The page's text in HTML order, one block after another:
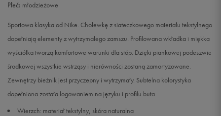
6Y Powiadom o dostępności
7Y Powiadom o dostępności
Płeć: młodzieżowe
Sportowa klasyka od Nike. Cholewkę z siateczkowego materiału tekstylnego
dopełniają elementy z wytrzymałego zamszu. Profilowana wkładka i miękka
wyściółka tworzą komfortowe warunki dla stóp. Dzięki piankowej podeszwie
środkowej wszystkie wstrząsy i nierówności zostaną zamortyzowane.
Zewnętrzy bieżnik jest przyczepny i wytrzymały. Subtelna kolorystyka
dopełniona została logowaniem na języku i profilu buta.
Wierzch: materiał tekstylny, skóra naturalna